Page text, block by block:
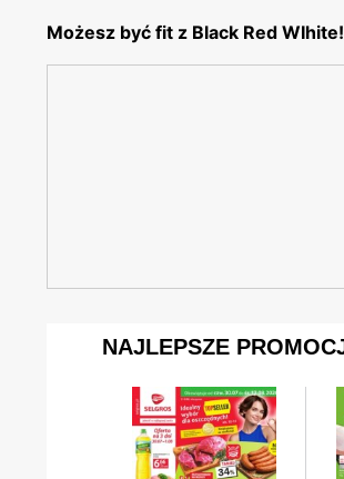
Możesz być fit z Black Red WIhite!